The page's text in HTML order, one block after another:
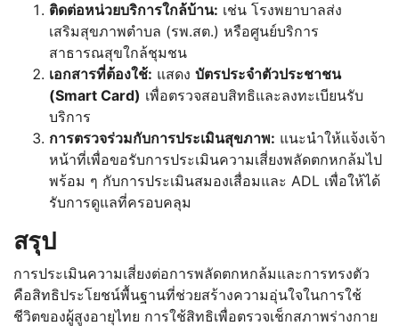
ติดต่อหน่วยบริการใกล้บ้าน: เช่น โรงพยาบาลส่ง
เสริมสุขภาพตำบล (รพ.สต.) หรือศูนย์บริการ
สาธารณสุขใกล้ชุมชน
เอกสารที่ต้องใช้: แสดง บัตรประจำตัวประชาชน
(Smart Card) เพื่อตรวจสอบสิทธิและลงทะเบียนรับ
บริการ
การตรวจร่วมกับการประเมินสุขภาพ: แนะนำให้แจ้งเจ้า
หน้าที่เพื่อขอรับการประเมินความเสี่ยงพลัดตกหกล้มไป
พร้อม ๆ กับการประเมินสมองเสื่อมและ ADL เพื่อให้ได้
รับการดูแลที่ครอบคลุม
สรุป
การประเมินความเสี่ยงต่อการพลัดตกหกล้มและการทรงตัว
คือสิทธิประโยชน์พื้นฐานที่ช่วยสร้างความอุ่นใจในการใช้
ชีวิตของผู้สูงอายุไทย การใช้สิทธิเพื่อตรวจเช็กสภาพร่างกาย